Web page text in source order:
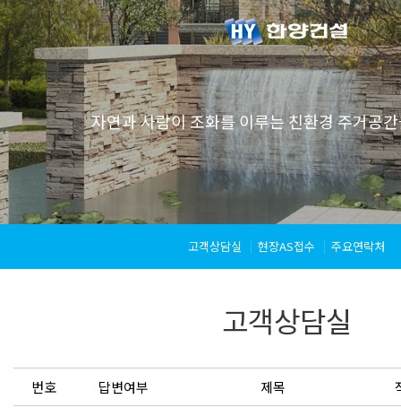
자연과 사람이 조화를 이루는 친환경 주거공
고객상담실 현장AS접수 주요연락처
고객상담실
번호 답변여부 제목